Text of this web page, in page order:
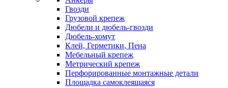
Гвозди
Грузовой крепеж
Дюбели и дюбель-гвозди
Дюбель-хомут
Клей, Герметики, Пена
Мебельный крепеж
Метрический крепеж
Перфорированные монтажные детали
Площадка самоклеящаяся